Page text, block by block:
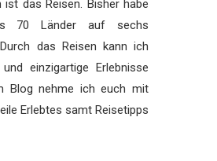
das Reisen. Bisher habe
70 Länder auf sechs
das Reisen kann ich
einzigartige Erlebnisse
Blog nehme ich euch mit
Erlebtes samt Reisetipps